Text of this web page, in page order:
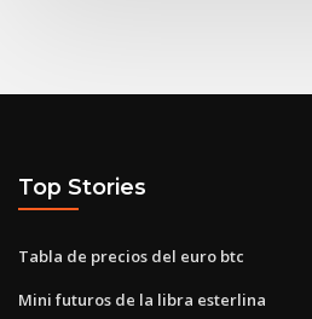
Top Stories
Tabla de precios del euro btc
Mini futuros de la libra esterlina